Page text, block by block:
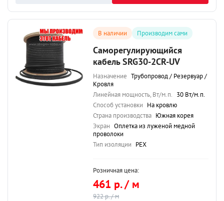
В наличии Производим сами
Саморегулирующийся
кабель SRG30-2CR-UV
Назначение Трубопровод / Резервуар /
Кровля
Линейная мощность, Вт/м.п. 30 Вт/м.п.
Способ установки На кровлю
Страна производства Южная корея
Экран Оплетка из луженой медной
проволоки
Тип изоляции PEX
Розничная цена:
461 р. / м
922 р. / м